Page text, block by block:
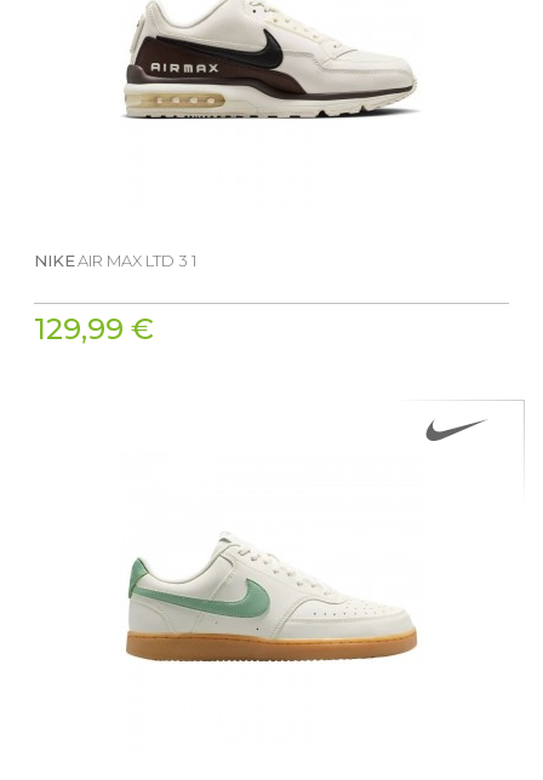
NIKEAIR MAX LTD 3 1
129,99 €